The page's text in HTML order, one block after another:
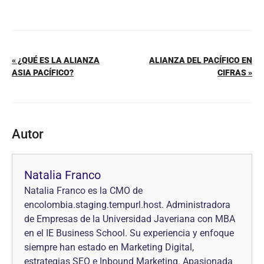
« ¿QUÉ ES LA ALIANZA
ASIA PACÍFICO?
ALIANZA DEL PACÍFICO EN
CIFRAS »
Autor
Natalia Franco
Natalia Franco es la CMO de
encolombia.staging.tempurl.host. Administradora
de Empresas de la Universidad Javeriana con MBA
en el IE Business School. Su experiencia y enfoque
siempre han estado en Marketing Digital,
estrategias SEO e Inbound Marketing. Apasionada